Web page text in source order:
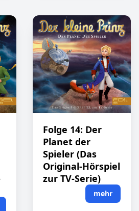
Folge 14: Der
Planet der
Spieler (Das
Original-Hörspiel
zur TV-Serie)
mehr